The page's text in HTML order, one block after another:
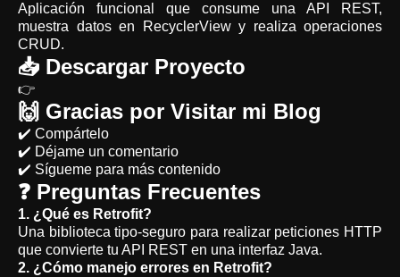
Aplicación funcional que consume una API REST,
muestra datos en RecyclerView y realiza operaciones
CRUD.
📥 Descargar Proyecto
👉
🙌 Gracias por Visitar mi Blog
✔️ Compártelo
✔️ Déjame un comentario
✔️ Sígueme para más contenido
❓ Preguntas Frecuentes
1. ¿Qué es Retrofit?
Una biblioteca tipo-seguro para realizar peticiones HTTP
que convierte tu API REST en una interfaz Java.
2. ¿Cómo manejo errores en Retrofit?